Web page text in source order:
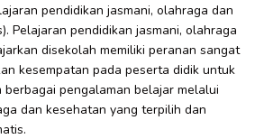
pendidikan jasmani, olahraga dan
Pelajaran pendidikan jasmani, olahraga
disekolah memiliki peranan sangat
kesempatan pada peserta didik untuk
pengalaman belajar melalui
dan kesehatan yang terpilih dan